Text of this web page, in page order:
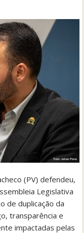
(PV) defendeu,
Legislativa
de duplicação da
transparência e
impactadas pelas